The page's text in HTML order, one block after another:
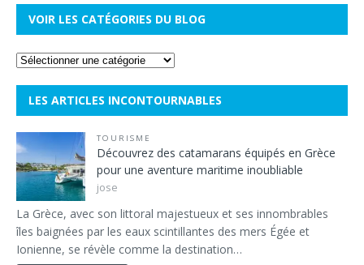
VOIR LES CATÉGORIES DU BLOG
LES ARTICLES INCONTOURNABLES
TOURISME
Découvrez des catamarans équipés en Grèce
pour une aventure maritime inoubliable
jose
La Grèce, avec son littoral majestueux et ses innombrables
îles baignées par les eaux scintillantes des mers Égée et
Ionienne, se révèle comme la destination…